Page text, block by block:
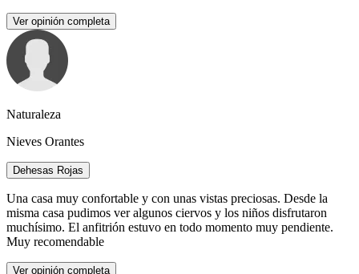
Ver opinión completa
Naturaleza
Nieves Orantes
Dehesas Rojas
Una casa muy confortable y con unas vistas preciosas. Desde la
misma casa pudimos ver algunos ciervos y los niños disfrutaron
muchísimo. El anfitrión estuvo en todo momento muy pendiente.
Muy recomendable
Ver opinión completa